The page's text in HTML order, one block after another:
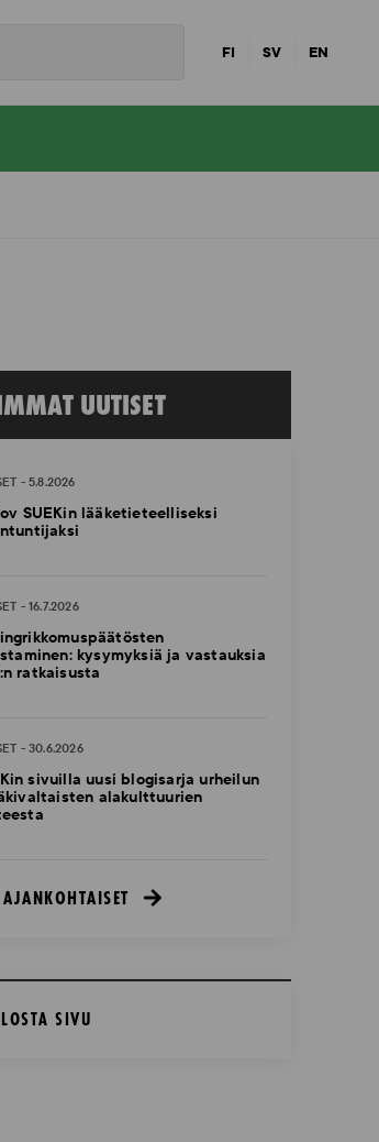
FI SV EN
UUTISET
- 5.8.2026
SUEKin lääketieteelliseksi
- 16.7.2026
kysymyksiä ja vastauksia
ratkaisusta
- 30.6.2026
sivuilla uusi blogisarja urheilun
alakulttuurien
SIVU